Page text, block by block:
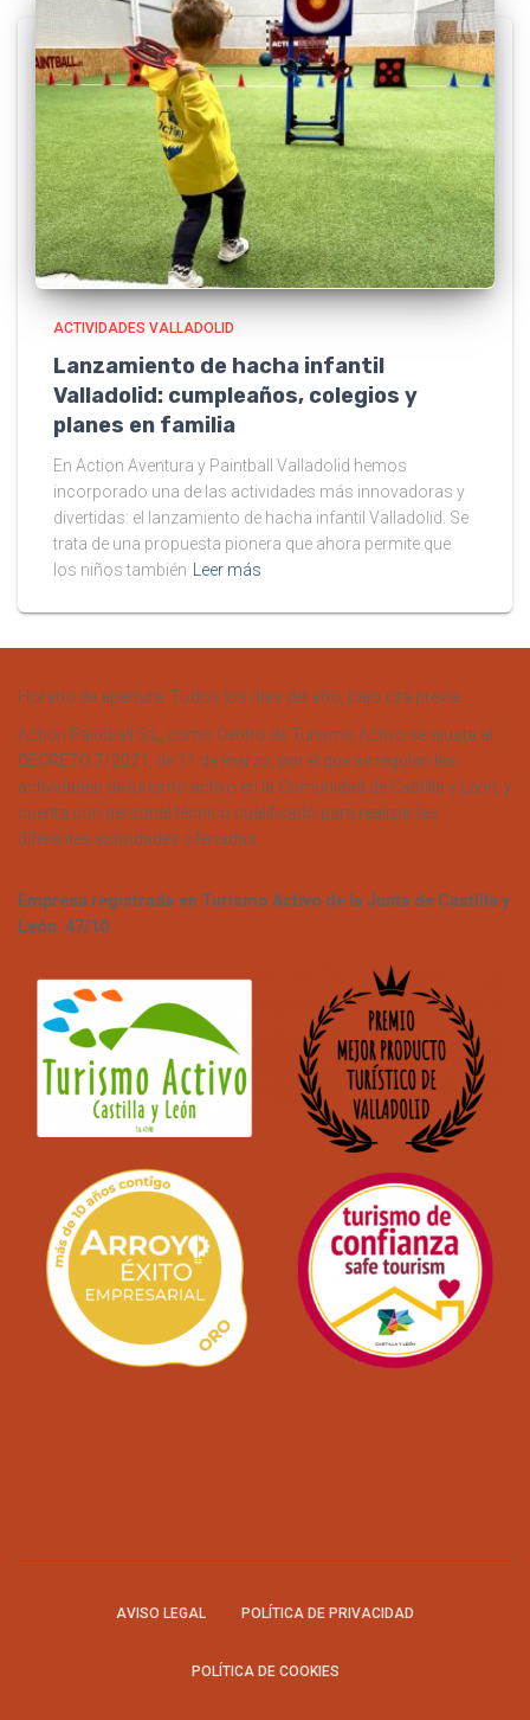
ACTIVIDADES VALLADOLID
Lanzamiento de hacha infantil
Valladolid: cumpleaños, colegios y
planes en familia
En Action Aventura y Paintball Valladolid hemos
incorporado una de las actividades más innovadoras y
divertidas: el lanzamiento de hacha infantil Valladolid. Se
trata de una propuesta pionera que ahora permite que
los niños también Leer más
Horario de apertura: Todos los días del año, bajo cita previa.
Action Paintball S.L, como Centro de Turismo Activo se ajusta al
DECRETO 7/2021, de 11 de marzo, por el que se regulan las
actividades de turismo activo en la Comunidad de Castilla y León, y
cuenta con personal técnico cualificado para realizar las
diferentes actividades ofertadas.
Empresa registrada en Turismo Activo de la Junta de Castilla y
León. 47/10
AVISO LEGAL POLÍTICA DE PRIVACIDAD
POLÍTICA DE COOKIES